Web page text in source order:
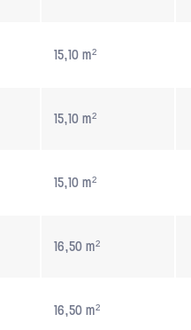
15,10 m²
15,10 m²
15,10 m²
16,50 m²
16,50 m²